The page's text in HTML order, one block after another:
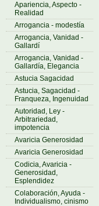
Apariencia, Aspecto -
Realidad
Arrogancia - modestía
Arrogancia, Vanidad -
Gallardí
Arrogancia, Vanidad -
Gallardía, Elegancia
Astucia Sagacidad
Astucia, Sagacidad -
Franqueza, Ingenuidad
Autoridad, Ley -
Arbitrariedad,
impotencia
Avaricia Generosidad
Avaricia Generosidad
Codicia, Avaricia -
Generosidad,
Esplendidez
Colaboración, Ayuda -
Individualismo, cinismo